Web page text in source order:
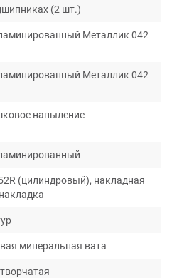
с МДФ (всего их более 200
(2 шт.)
Металлик 042
Металлик 042
напыление
(цилиндровый), накладная
минеральная вата